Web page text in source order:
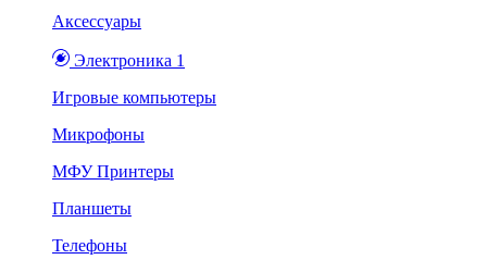
Аксессуары
Электроника 1
Игровые компьютеры
Микрофоны
МФУ Принтеры
Планшеты
Телефоны